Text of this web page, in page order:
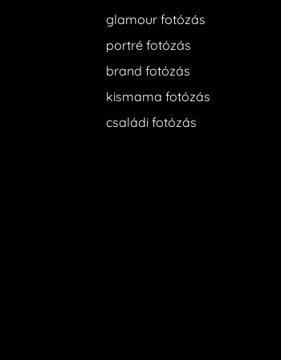
glamour fotózás
portré fotózás
brand fotózás
kismama fotózás
családi fotózás